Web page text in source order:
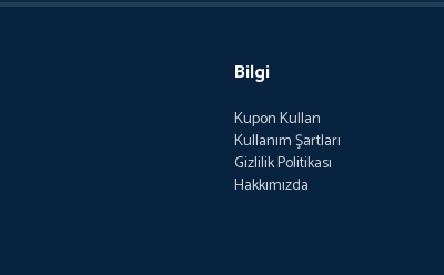
Bilgi
Kupon Kullan
Kullanım Şartları
Gizlilik Politikası
Hakkımızda